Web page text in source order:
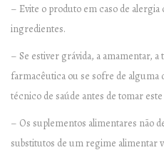
– Evite o produto em caso de alergia
ingredientes.
– Se estiver grávida, a amamentar,
farmacêutica ou se sofre de alguma
técnico de saúde antes de tomar
– Os suplementos alimentares não
substitutos de um regime alimentar